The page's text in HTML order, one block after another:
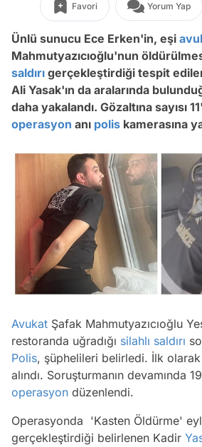
Favori Yorum Yap
Ünlü sunucu Ece Erken'in, eşi
Mahmutyazıcıoğlu'nun
saldırı gerçekleştirdiği tespit
Ali Yasak'ın da aralarında
daha yakalandı. Gözaltına sayısı
operasyon anı polis kamerasına
Avukat Şafak Mahmutyazıcıoğlu
restoranda uğradığı silahlı saldırı
Polis, şüphelileri belirledi. İlk
alındı. Soruşturmanın devamında
operasyon düzenlendi.
Operasyonda 'Kasten Öldürme'
gerçekleştirdiği belirlenen Kadir